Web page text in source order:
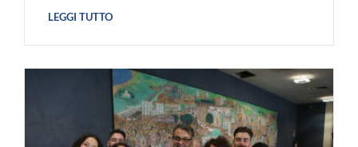
LEGGI TUTTO